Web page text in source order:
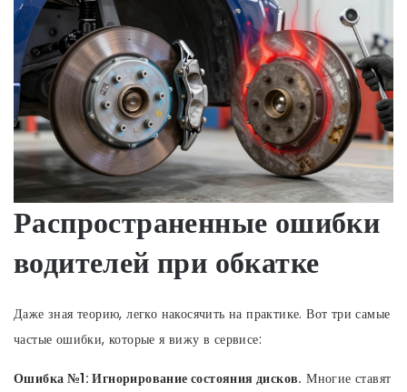
Распространенные ошибки
водителей при обкатке
Даже зная теорию, легко накосячить на практике. Вот три самые
частые ошибки, которые я вижу в сервисе:
Ошибка №1: Игнорирование состояния дисков. Многие ставят